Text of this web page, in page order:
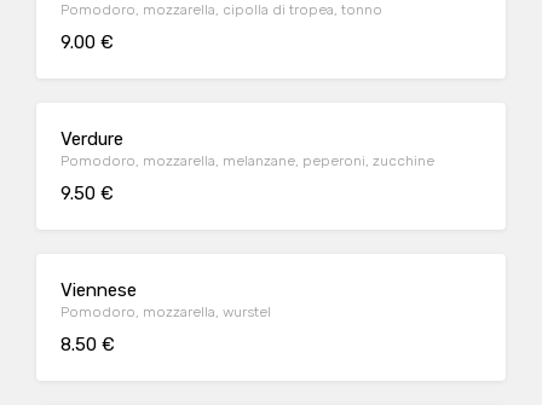
Pomodoro, mozzarella, cipolla di tropea, tonno
9.00 €
Verdure
Pomodoro, mozzarella, melanzane, peperoni, zucchine
9.50 €
Viennese
Pomodoro, mozzarella, wurstel
8.50 €